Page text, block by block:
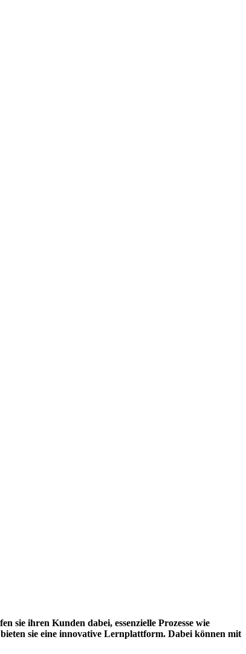
ihren Kunden dabei, essenzielle Prozesse wie
sie eine innovative Lernplattform. Dabei können mit